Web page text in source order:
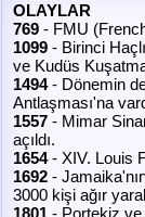
Chat Rooms
Announcements
About Us
OLAYLAR
769 - FMU
1099 - Birinci
ve Kudüs
1494- Dönemin
Antlaşması'na
1557 - Mimar
açıldı.
1654- XIV. Louis
1692 -
3000 kişi ağır
1801 - Portekiz ve